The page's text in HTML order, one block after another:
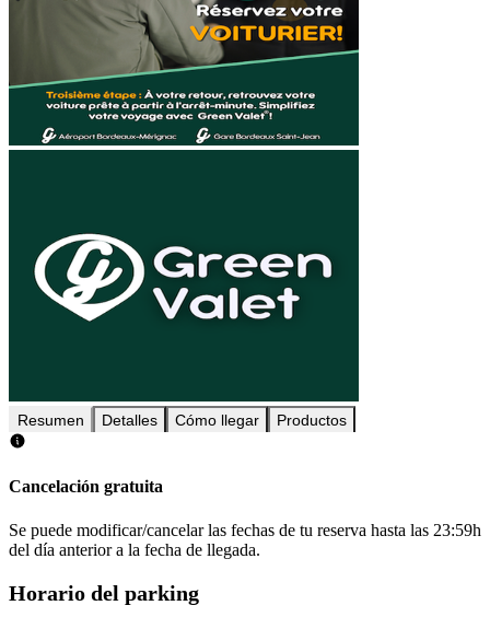
Resumen Detalles Cómo llegar Productos
Cancelación gratuita
Se puede modificar/cancelar las fechas de tu reserva hasta las 23:59h
del día anterior a la fecha de llegada.
Horario del parking